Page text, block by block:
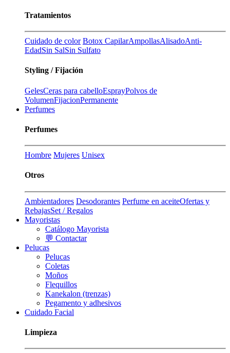
Tratamientos
Cuidado de color Botox CapilarAmpollasAlisadoAnti-
EdadSin SalSin Sulfato
Styling / Fijación
GelesCeras para cabelloEsprayPolvos de
VolumenFijacionPermanente
Perfumes
Perfumes
Hombre Mujeres Unisex
Otros
Ambientadores Desodorantes Perfume en aceiteOfertas y
RebajasSet / Regalos
Mayoristas
Catálogo Mayorista
💬 Contactar
Pelucas
Pelucas
Coletas
Moños
Flequillos
Kanekalon (trenzas)
Pegamento y adhesivos
Cuidado Facial
Limpieza